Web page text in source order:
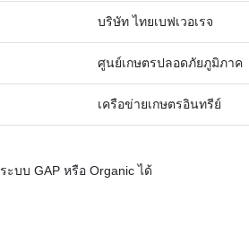
บริษัท ไทยเบฟเวอเรจ
ศูนย์เกษตรปลอดภัยภูมิภาค
เครือข่ายเกษตรอินทรีย์
บบ GAP หรือ Organic ได้